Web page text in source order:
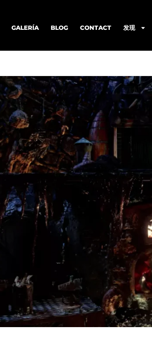
GALERÍA BLOG CONTACT 发现